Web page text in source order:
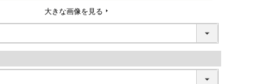
大きな画像を見る